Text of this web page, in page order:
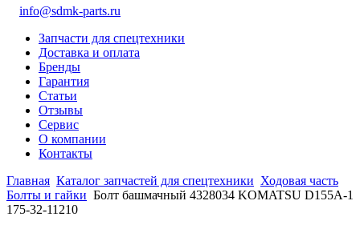
info@sdmk-parts.ru
Запчасти для спецтехники
Доставка и оплата
Бренды
Гарантия
Статьи
Отзывы
Сервис
О компании
Контакты
Главная Каталог запчастей для спецтехники Ходовая часть
Болты и гайки Болт башмачный 4328034 KOMATSU D155A-1
175-32-11210